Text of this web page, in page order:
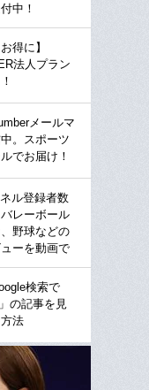
中！
得に】
法人プラン
メールマ
。スポーツ
でお届け！
ル登録者数
レーボール
野球などの
ーを動画で
検索で
の記事を見
法